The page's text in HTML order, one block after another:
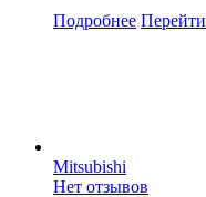
Подробнее Перейти
Mitsubishi
Нет отзывов